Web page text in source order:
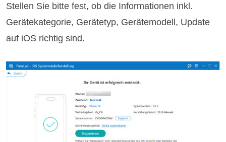
Stellen Sie bitte fest, ob die Informationen inkl.
Gerätekategorie, Gerätetyp, Gerätemodell, Update
auf iOS richtig sind.